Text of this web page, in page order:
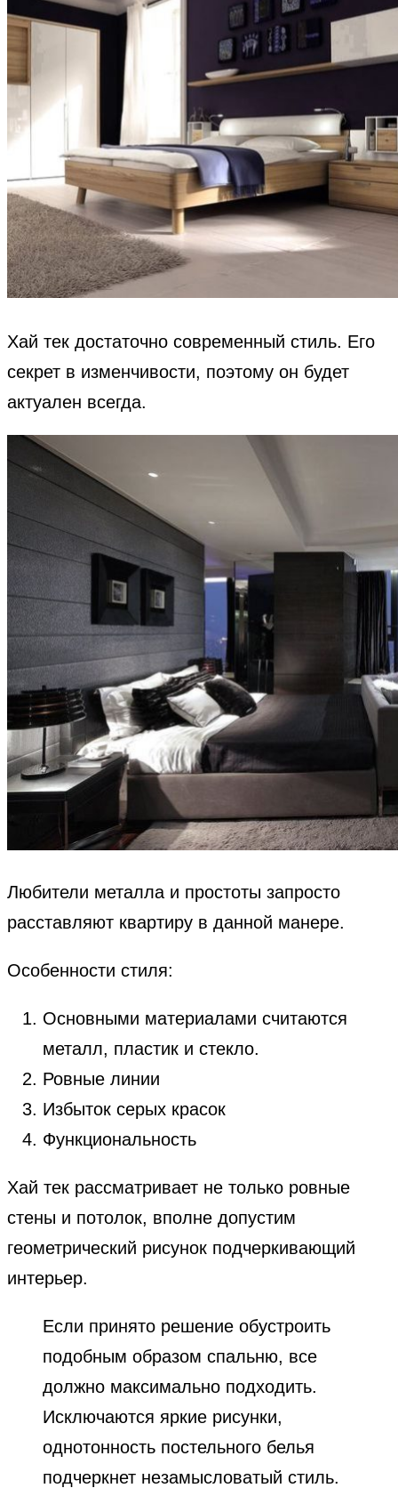
Хай тек достаточно современный стиль. Его
секрет в изменчивости, поэтому он будет
актуален всегда.
Любители металла и простоты запросто
расставляют квартиру в данной манере.
Особенности стиля:
Основными материалами считаются
металл, пластик и стекло.
Ровные линии
Избыток серых красок
Функциональность
Хай тек рассматривает не только ровные
стены и потолок, вполне допустим
геометрический рисунок подчеркивающий
интерьер.
Если принято решение обустроить
подобным образом спальню, все
должно максимально подходить.
Исключаются яркие рисунки,
однотонность постельного белья
подчеркнет незамысловатый стиль.